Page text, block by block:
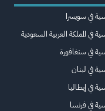
في سويسرا
في المملكة العربية السعودية
في سنغافورة
في لبنان
في إيطاليا
في فرنسا